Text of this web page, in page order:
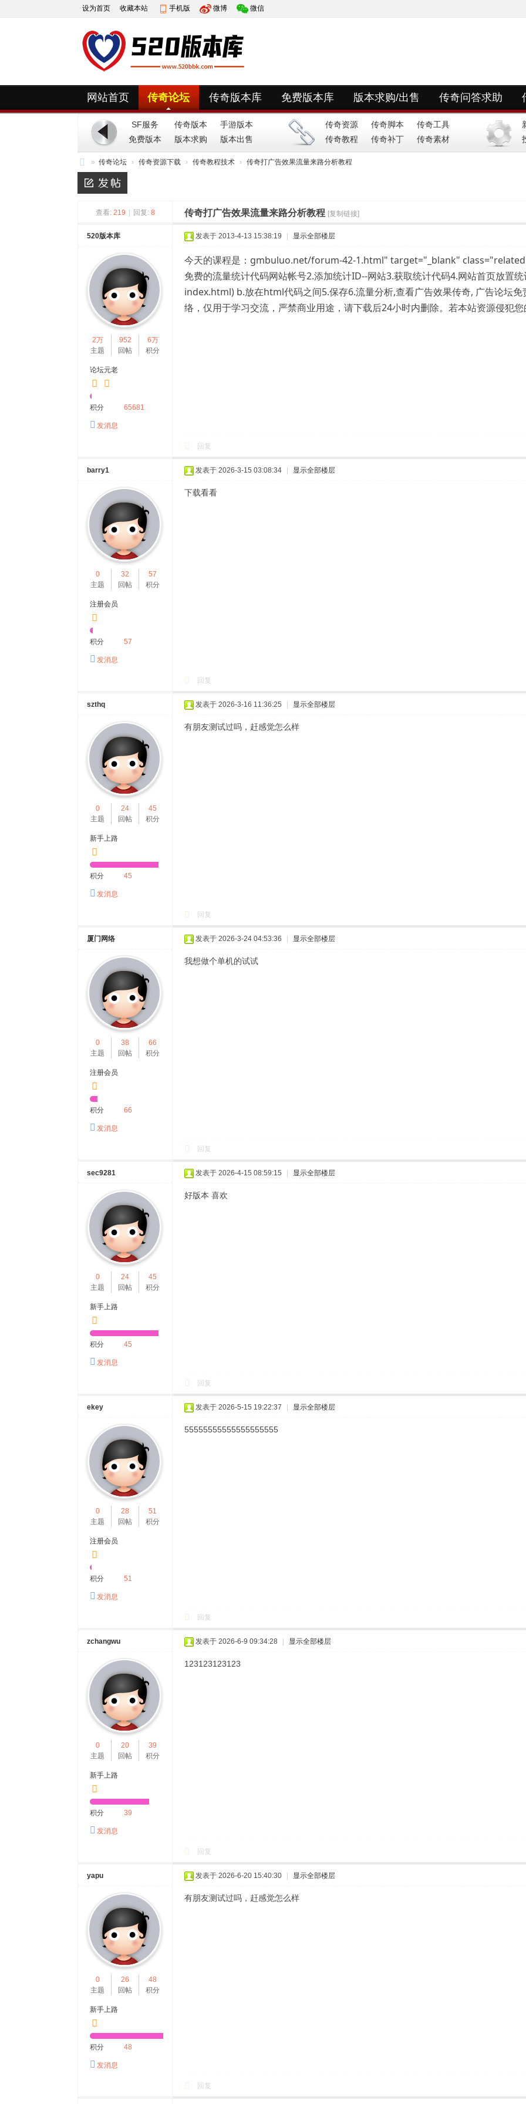
设为首页 收藏本站 手机版 微博 微信
快捷导航
网站首页 传奇论坛 传奇版本库 免费版本库 版本求购/出售 传奇问答求助
SF服务
端
传奇版本
手游版本
免费版本
版本求购 版本出售
传奇资源 传奇脚本
传奇工具
传奇教程
传奇补丁 传奇素材
52
0
» 传奇论坛 › 传奇资源下载 › 传奇教程技术 › 传奇打广告效果流量来路分析教程
查看: 219 回复: 8 传奇打广告效果流量来路分析教程 [复制链接]
520版本库
2万
主题
952
回帖
6万
积分
论坛元老
积分 65681
发消息
发表于 2013-4-13 15:38:19 显示全部楼层
今天的课程是：gmbuluo.net/forum-42-1.html" target="_blank"
免费的流量统计代码网站帐号2.添加统计ID--网站3.获取统计代码4.网站首页放置
index.html) b.放在html代码之间5.保存6.流量分析,查看广告效果传奇, 广告论坛
络，仅用于学习交流，严禁商业用途，请下载后24小时内删除。若本站资源侵犯
回复
barry1
0
主题
32
回帖
57
积分
注册会员
积分 57
发消息
发表于 2026-3-15 03:08:34 显示全部楼层
下载看看
回复
szthq
0
主题
24
回帖
45
积分
新手上路
积分 45
发消息
发表于 2026-3-16 11:36:25 显示全部楼层
有朋友测试过吗，赶感觉怎么样
回复
厦门网络
0
主题
38
回帖
66
积分
注册会员
积分 66
发消息
发表于 2026-3-24 04:53:36 显示全部楼层
我想做个单机的试试
回复
sec9281
0
主题
24
回帖
45
积分
新手上路
积分 45
发消息
发表于 2026-4-15 08:59:15 显示全部楼层
好版本 喜欢
回复
ekey
0
主题
28
回帖
51
积分
注册会员
积分 51
发消息
发表于 2026-5-15 19:22:37 显示全部楼层
55555555555555555555
回复
zchangwu
0
主题
20
回帖
39
积分
新手上路
积分 39
发消息
发表于 2026-6-9 09:34:28 显示全部楼层
123123123123
回复
yapu
0
主题
26
回帖
48
积分
新手上路
积分 48
发消息
发表于 2026-6-20 15:40:30 显示全部楼层
有朋友测试过吗，赶感觉怎么样
回复